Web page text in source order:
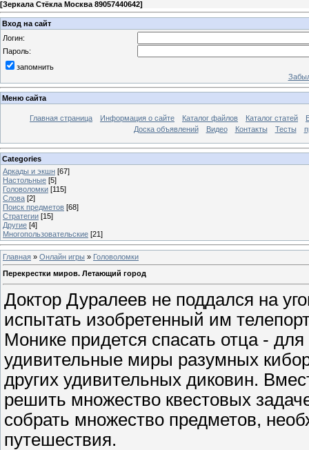
[Зеркала Стёкла Москва 89057440642]
Вход на сайт
Логин:
Пароль:
запомнить
Меню сайта
Главная страница Информация о сайте Каталог файлов Каталог статей
Доска объявлений
Видео Контакты Тесты
Categories
Аркады и экшн [67]
Настольные [5]
Головоломки [115]
Слова [2]
Поиск предметов [68]
Стратегии [15]
Другие [4]
Многопользовательские [21]
Главная » Онлайн игры » Головоломки
Перекрестки миров. Летающий город
Доктор Дуралеев не поддался на
испытать изобретенный им
Монике придется спасать отца - для
удивительные миры разумных
других удивительных диковин.
решить множество квестовых
собрать множество предметов,
путешествия.